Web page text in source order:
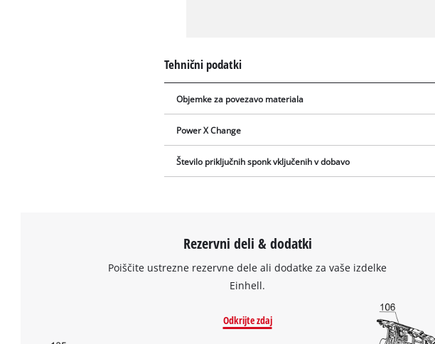
This
visitor.
to the
Tehnični podatki
Objemke za povezavo materiala
Power X Change
Število priključnih sponk vključenih v dobavo
Rezervni deli & dodatki
Poiščite ustrezne rezervne dele ali dodatke za vaše izdelke
Einhell.
Odkrijte zdaj